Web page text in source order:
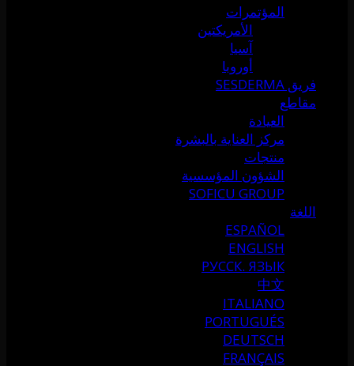
المؤتمرات
الأمريكتين
آسيا
أوروبا
فريق SESDERMA
مقاطع
العيادة
مركز العناية بالبشرة
منتجات
الشؤون المؤسسية
SOFICU GROUP
اللغة
ESPAÑOL
ENGLISH
РУССК. ЯЗЫК
中文
ITALIANO
PORTUGUÉS
DEUTSCH
FRANÇAIS